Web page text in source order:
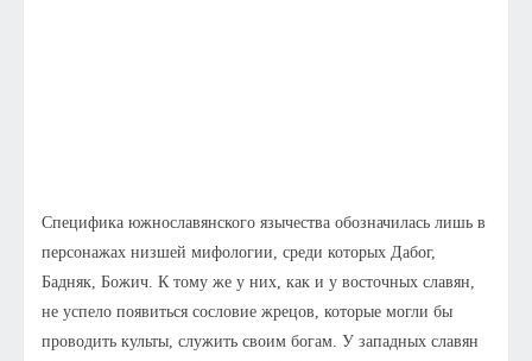
Специфика южнославянского язычества обозначилась лишь в
персонажах низшей мифологии, среди которых Дабог,
Бадняк, Божич. К тому же у них, как и у восточных славян,
не успело появиться сословие жрецов, которые могли бы
проводить культы, служить своим богам. У западных славян